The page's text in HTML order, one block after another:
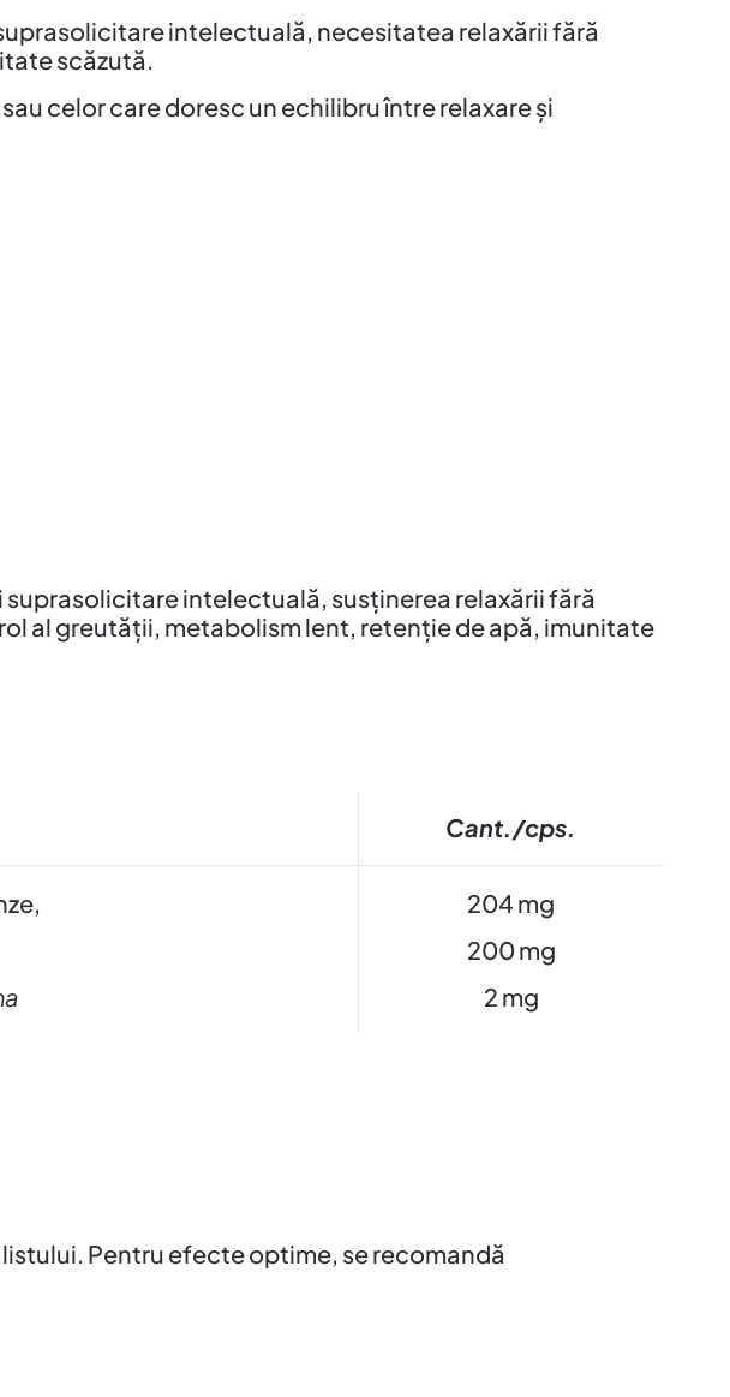
intelectuală, necesitatea relaxării fără
scăzută.
celor care doresc un echilibru între relaxare și
intelectuală, susținerea relaxării fără
al greutății, metabolism lent, retenție de apă, imunitate
Cant./cps.
204 mg
200 mg
2 mg
Pentru efecte optime, se recomandă